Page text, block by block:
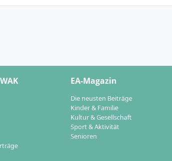
EA-Magazin
Die neusten Beiträge
Kinder & Familie
Kultur & Gesellschaft
Sport & Aktivität
Senioren